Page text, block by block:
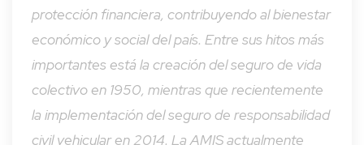
protección financiera, contribuyendo al bienestar
económico y social del país. Entre sus hitos más
importantes está la creación del seguro de vida
colectivo en 1950, mientras que recientemente
la implementación del seguro de responsabilidad
civil vehicular en 2014. La AMIS actualmente